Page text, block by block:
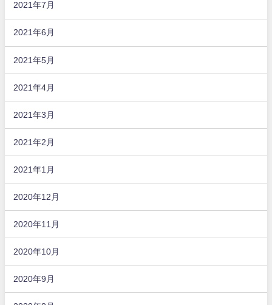
2021年7月
2021年6月
2021年5月
2021年4月
2021年3月
2021年2月
2021年1月
2020年12月
2020年11月
2020年10月
2020年9月